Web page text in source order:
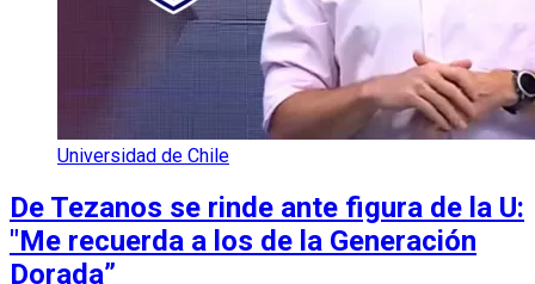
Universidad de Chile
De Tezanos se rinde ante figura de la U:
"Me recuerda a los de la Generación
Dorada”